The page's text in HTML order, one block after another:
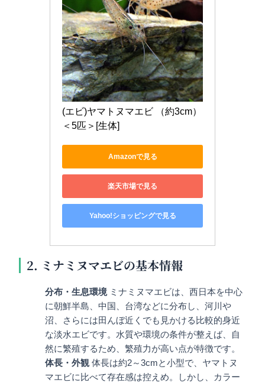
(エビ)ヤマトヌマエビ （約3cm）
＜5匹＞[生体]
Amazonで見る
楽天市場で見る
Yahoo!ショッピングで見る
2. ミナミヌマエビの基本情報
分布・生息環境ミナミヌマエビは、西日本を中心
に朝鮮半島、中国、台湾などに分布し、河川や
沼、さらには田んぼ近くでも見かける比較的身近
な淡水エビです。水質や環境の条件が整えば、自
然に繁殖するため、繁殖力が高い点が特徴です。
体長・外観 体長は約2～3cmと小型で、ヤマトヌ
マエビに比べて存在感は控えめ。しかし、カラー